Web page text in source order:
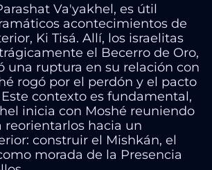
Va'yakhel, es útil
acontecimientos de
Ki Tisá. Allí, los israelitas
el Becerro de Oro,
una ruptura en su relación con
rogó por el perdón y el pacto
contexto es fundamental,
inicia con Moshé reuniendo
reorientarlos hacia un
construir el Mishkán, el
morada de la Presencia